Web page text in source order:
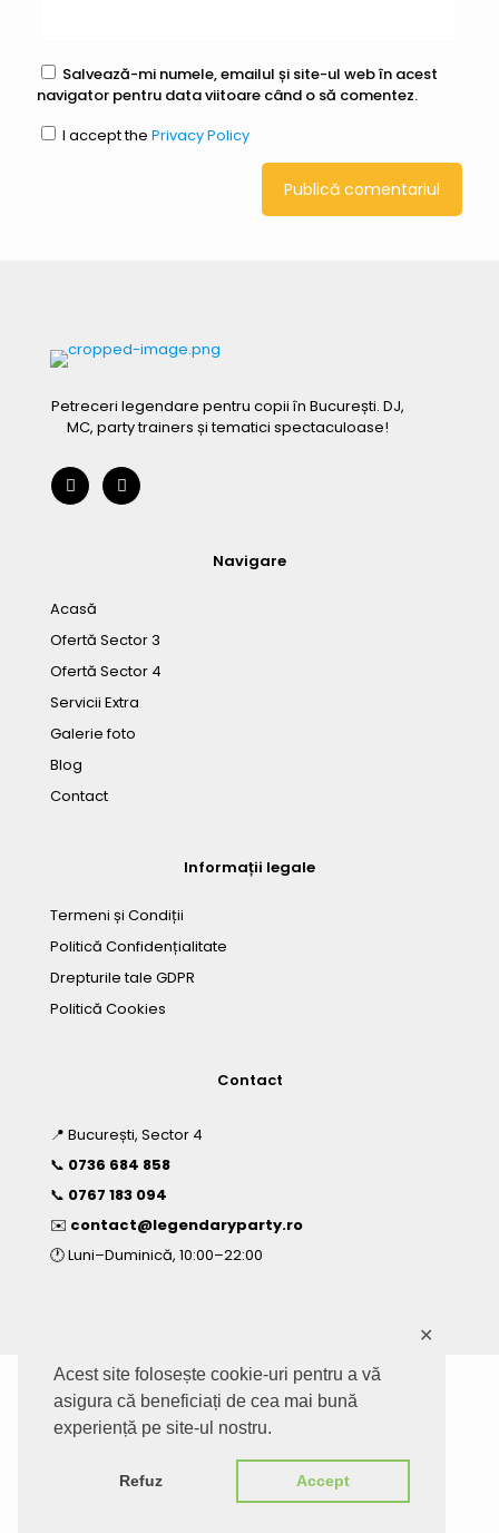
Acest site folosește cookie-uri pentru a vă
asigura că beneficiați de cea mai bună
experiență pe site-ul nostru.
Refuz Accept
✕
Salvează-mi numele, emailul și site-ul web în acest
navigator pentru data viitoare când o să comentez.
I accept the Privacy Policy
Petreceri legendare pentru copii în București. DJ,
MC, party trainers și tematici spectaculoase!
Navigare
Acasă
Ofertă Sector 3
Ofertă Sector 4
Servicii Extra
Galerie foto
Blog
Contact
Informații legale
Termeni și Condiții
Politică Confidențialitate
Drepturile tale GDPR
Politică Cookies
Contact
📍 București, Sector 4
📞 0736 684 858
📞 0767 183 094
✉️ contact@legendaryparty.ro
🕐 Luni–Duminică, 10:00–22:00
© 2026 www.legendaryparty.ro - Toate drepturile sunt
rezervate - LEGENDARY PARTY SRL, CUI: 40890870
MyWebDesign.ro